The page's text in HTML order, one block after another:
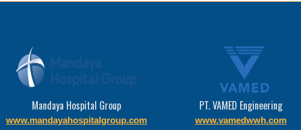
Mandaya Hospital Group
www.mandayahospitalgroup.com
PT. VAMED Engineering
www.vamedwwh.com